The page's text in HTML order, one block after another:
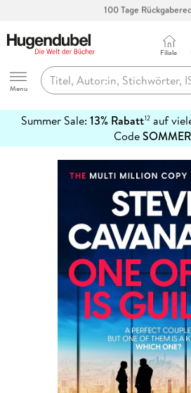
Abholung in über 100
Hugendubel
Menu
Filiale
Summer Sale: 13% Rabatt12auf
Code
erfahren